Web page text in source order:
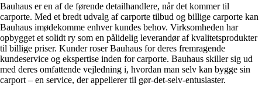
Bauhaus er en af de førende detailhandlere, når det kommer til
carporte. Med et bredt udvalg af carporte tilbud og billige carporte kan
Bauhaus imødekomme enhver kundes behov. Virksomheden har
opbygget et solidt ry som en pålidelig leverandør af kvalitetsprodukter
til billige priser. Kunder roser Bauhaus for deres fremragende
kundeservice og ekspertise inden for carporte. Bauhaus skiller sig ud
med deres omfattende vejledning i, hvordan man selv kan bygge sin
carport – en service, der appellerer til gør-det-selv-entusiaster.